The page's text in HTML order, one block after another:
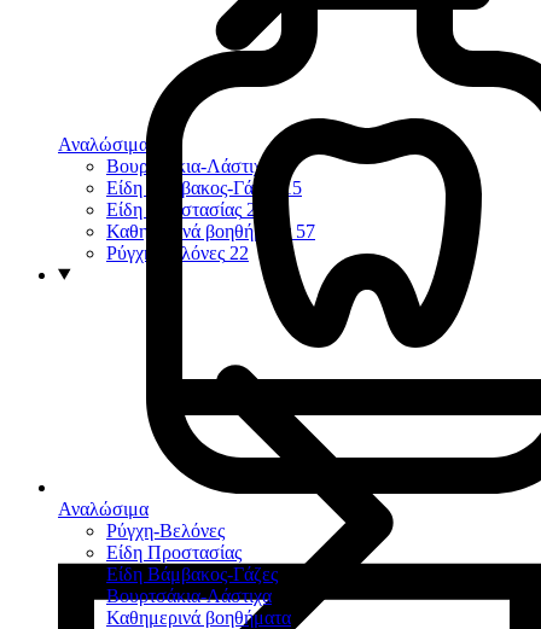
Αναλώσιμα
Ρύγχη-Βελόνες
Είδη Προστασίας
Είδη Βάμβακος-Γάζες
Βουρτσάκια-Λάστιχα
Καθημερινά βοηθήματα
Αναλώσιμα
Βουρτσάκια-Λάστιχα
Είδη Βάμβακος-Γάζες
15
Είδη Προστασίας 23
Καθημερινά βοηθήματα 57
Ρύγχη-Βελόνες 22